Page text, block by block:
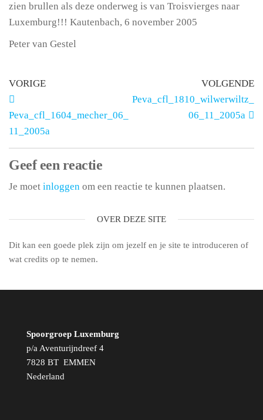
zien brullen als deze onderweg is van Troisvierges naar
Luxemburg!!! Kautenbach, 6 november 2005
Peter van Gestel
VORIGE
Peva_cfl_1604_mecher_06_
11_2005a
VOLGENDE
Peva_cfl_1810_wilwerwiltz_
06_11_2005a
Geef een reactie
Je moet inloggen om een reactie te kunnen plaatsen.
OVER DEZE SITE
Dit kan een goede plek zijn om jezelf en je site te introduceren of
wat credits op te nemen.
Spoorgroep Luxemburg
p/a Aventurijndreef 4
7828 BT EMMEN
Nederland